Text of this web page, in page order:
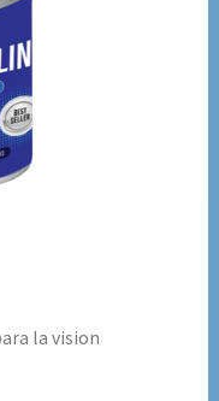
la vision